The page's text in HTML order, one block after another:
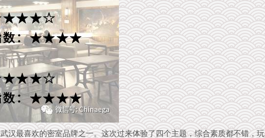
汉最喜欢的密室品牌之一。这次过来体验了四个主题，综合素质都不错，玩